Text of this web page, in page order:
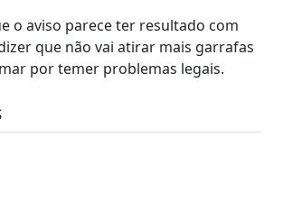
o aviso parece ter resultado com
que não vai atirar mais garrafas
por temer problemas legais.